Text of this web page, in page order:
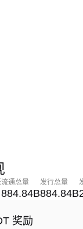
流通总量
884.84B
发行总量
884.84B
奖励